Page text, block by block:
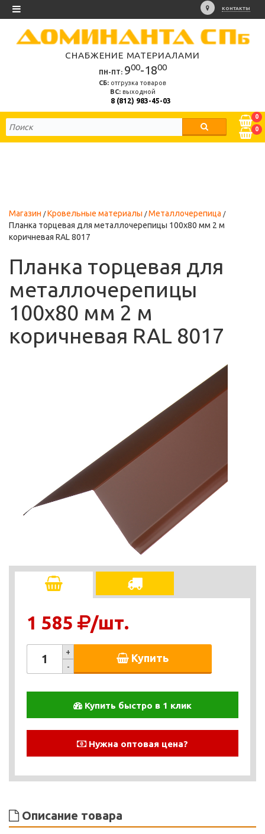
КОНТАКТЫ
СНАБЖЕНИЕ МАТЕРИАЛАМИ
ПН-ПТ: 900-1800
СБ: отгрузка товаров
ВС:выходной
8 (812) 983-45-03
0
0
Магазин Кровельные материалы
Металлочерепица
Планка торцевая для металлочерепицы 100х80 мм 2 м
коричневая RAL 8017
Планка торцевая для
металлочерепицы
100х80 мм 2 м
коричневая RAL 8017
1 585 /шт.
+
-
Купить
Купить быстро в 1 клик
Нужна оптовая цена?
Описание товара